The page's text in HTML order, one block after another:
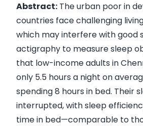
Abstract: The urban poor in
countries face challenging
which may interfere with good
actigraphy to measure sleep
that low-income adults in
only 5.5 hours a night on
spending 8 hours in bed. Their
interrupted, with sleep
time in bed—comparable to